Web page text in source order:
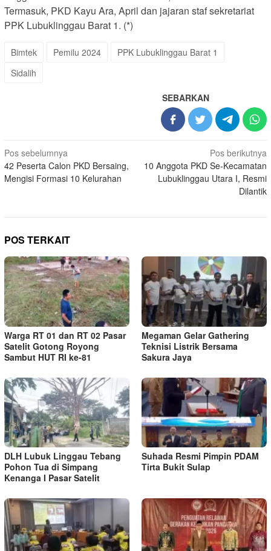
Termasuk, PKD Kayu Ara, April dan jajaran staf sekretariat
PPK Lubuklinggau Barat 1. (*)
Bimtek Pemilu 2024
PPK Lubuklinggau Barat 1
Sidalih
SEBARKAN
Navigasi
pos
Pos sebelumnya
42 Peserta Calon PKD Bersaing,
Mengisi Formasi 10 Kelurahan
Pos berikutnya
10 Anggota PKD Se-Kecamatan
Lubuklinggau Utara I, Resmi
Dilantik
POS TERKAIT
Warga RT 01 dan RT 02 Pasar
Satelit Gotong Royong
Sambut HUT RI ke-81
Megaman Gelar Gathering
Teknisi Listrik Bersama
Sakura Jaya
DLH Lubuk Linggau Tebang
Pohon Tua di Simpang
Kenanga I Pasar Satelit
Suhada Resmi Pimpin PDAM
Tirta Bukit Sulap